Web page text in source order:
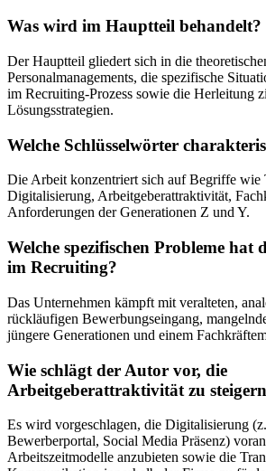
Was wird im Hauptteil behandelt?
Der Hauptteil gliedert sich in die
Personalmanagements, die spezifische
im Recruiting-Prozess sowie die Herleitung
Lösungsstrategien.
Welche Schlüsselwörter
Die Arbeit konzentriert sich auf Begriffe wie
Digitalisierung, Arbeitgeberattraktivität,
Anforderungen der Generationen Z und Y.
Welche spezifischen Probleme hat
im Recruiting?
Das Unternehmen kämpft mit veralteten,
rückläufigen Bewerbungseingang,
jüngere Generationen und einem
Wie schlägt der Autor vor, die
Arbeitgeberattraktivität zu
Es wird vorgeschlagen, die Digitalisierung
Bewerberportal, Social Media Präsenz)
Arbeitszeitmodelle anzubieten sowie die